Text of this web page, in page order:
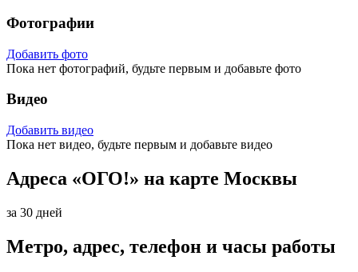
Фотографии
Добавить фото
Пока нет фотографий, будьте первым и добавьте фото
Видео
Добавить видео
Пока нет видео, будьте первым и добавьте видео
Адреса «ОГО!» на карте Москвы
за 30 дней
Метро, адрес, телефон и часы работы